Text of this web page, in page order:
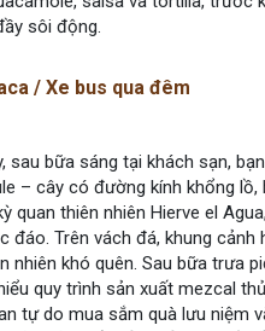
sôi động.
/ Xe bus qua đêm
sau bữa sáng tại khách sạn,
– cây có đường kính khổng
quan thiên nhiên Hierve el
đáo. Trên vách đá, khung
nhiên khó quên. Sau bữa trưa
quy trình sản xuất mezcal
tự do mua sắm quà lưu niệm